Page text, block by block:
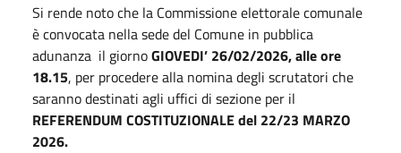
Si rende noto che la Commissione elettorale comunale
è convocata nella sede del Comune in pubblica
adunanza il giornoGIOVEDI’ 26/02/2026, alle ore
18.15, per procedere alla nomina degli scrutatori che
saranno destinati agli uffici di sezione per il
REFERENDUM COSTITUZIONALE del 22/23 MARZO
2026.